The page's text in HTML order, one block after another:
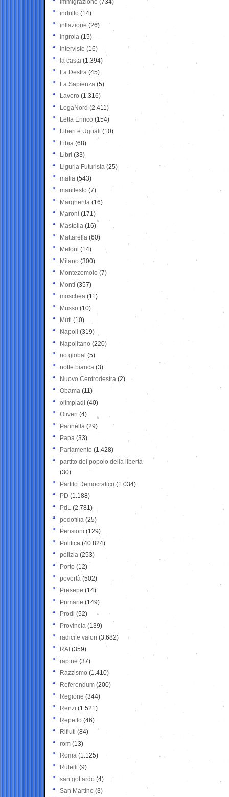
Immigrazione (734)
indulto (14)
inflazione (26)
Ingroia (15)
Interviste (16)
la casta (1.394)
La Destra (45)
La Sapienza (5)
Lavoro (1.316)
LegaNord (2.411)
Letta Enrico (154)
Liberi e Uguali (10)
Libia (68)
Libri (33)
Liguria Futurista (25)
mafia (543)
manifesto (7)
Margherita (16)
Maroni (171)
Mastella (16)
Mattarella (60)
Meloni (14)
Milano (300)
Montezemolo (7)
Monti (357)
moschea (11)
Musso (10)
Muti (10)
Napoli (319)
Napolitano (220)
no global (5)
notte bianca (3)
Nuovo Centrodestra (2)
Obama (11)
olimpiadi (40)
Oliveri (4)
Pannella (29)
Papa (33)
Parlamento (1.428)
partito del popolo della libertà
(30)
Partito Democratico (1.034)
PD (1.188)
PdL (2.781)
pedofilia (25)
Pensioni (129)
Politica (40.824)
polizia (253)
Porto (12)
povertà (502)
Presepe (14)
Primarie (149)
Prodi (52)
Provincia (139)
radici e valori (3.682)
RAI (359)
rapine (37)
Razzismo (1.410)
Referendum (200)
Regione (344)
Renzi (1.521)
Repetto (46)
Rifiuti (84)
rom (13)
Roma (1.125)
Rutelli (9)
san gottardo (4)
San Martino (3)